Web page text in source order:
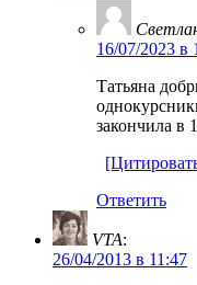
16/07/2023 в
Татьяна
закончила в
Ответить
VTA:
26/04/2013 в 11:47